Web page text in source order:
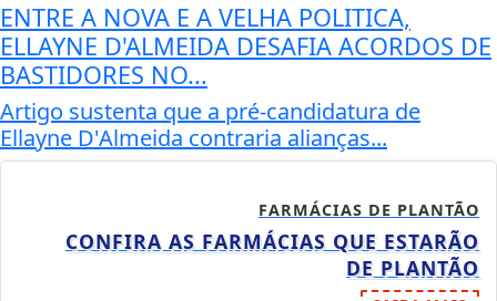
ENTRE A NOVA E A VELHA POLITICA,
ELLAYNE D'ALMEIDA DESAFIA ACORDOS DE
BASTIDORES NO...
Artigo sustenta que a pré-candidatura de
Ellayne D'Almeida contraria alianças...
FARMÁCIAS DE PLANTÃO
CONFIRA AS FARMÁCIAS QUE ESTARÃO
DE PLANTÃO